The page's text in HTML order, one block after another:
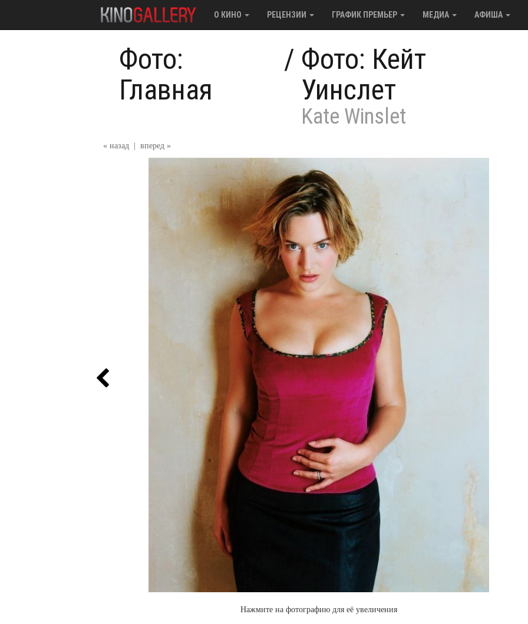
О КИНО РЕЦЕНЗИИ ГРАФИК ПРЕМЬЕР МЕДИА АФИША
Фото:
Главная
/ Фото: Кейт
Уинслет
Kate Winslet
« назад вперед »
Нажмите на фотографию для её увеличения